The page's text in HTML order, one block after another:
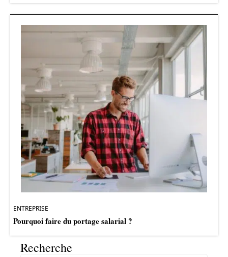
ENTREPRISE
Pourquoi faire du portage salarial ?
Recherche